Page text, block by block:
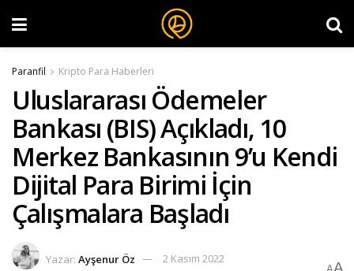
Paranfil Kripto Para Haberleri
Uluslararası Ödemeler
Bankası (BIS) Açıkladı, 10
Merkez Bankasının 9’u Kendi
Dijital Para Birimi İçin
Çalışmalara Başladı
Yazar: Ayşenur Öz 2 Kasım 2022
A